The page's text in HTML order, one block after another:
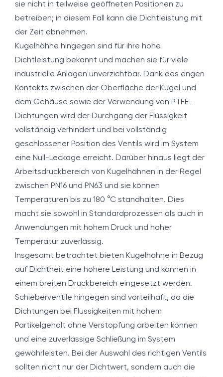
sie nicht in teilweise geöffneten Positionen zu
betreiben; in diesem Fall kann die Dichtleistung mit
der Zeit abnehmen.
Kugelhähne hingegen sind für ihre hohe
Dichtleistung bekannt und machen sie für viele
industrielle Anlagen unverzichtbar. Dank des engen
Kontakts zwischen der Oberfläche der Kugel und
dem Gehäuse sowie der Verwendung von PTFE-
Dichtungen wird der Durchgang der Flüssigkeit
vollständig verhindert und bei vollständig
geschlossener Position des Ventils wird im System
eine Null-Leckage erreicht. Darüber hinaus liegt der
Arbeitsdruckbereich von Kugelhähnen in der Regel
zwischen PN16 und PN63 und sie können
Temperaturen bis zu 180 °C standhalten. Dies
macht sie sowohl in Standardprozessen als auch in
Anwendungen mit hohem Druck und hoher
Temperatur zuverlässig.
Insgesamt betrachtet bieten Kugelhähne in Bezug
auf Dichtheit eine höhere Leistung und können in
einem breiten Druckbereich eingesetzt werden.
Schieberventile hingegen sind vorteilhaft, da die
Dichtungen bei Flüssigkeiten mit hohem
Partikelgehalt ohne Verstopfung arbeiten können
und eine zuverlässige Schließung im System
gewährleisten. Bei der Auswahl des richtigen Ventils
sollten nicht nur der Dichtwert, sondern auch die